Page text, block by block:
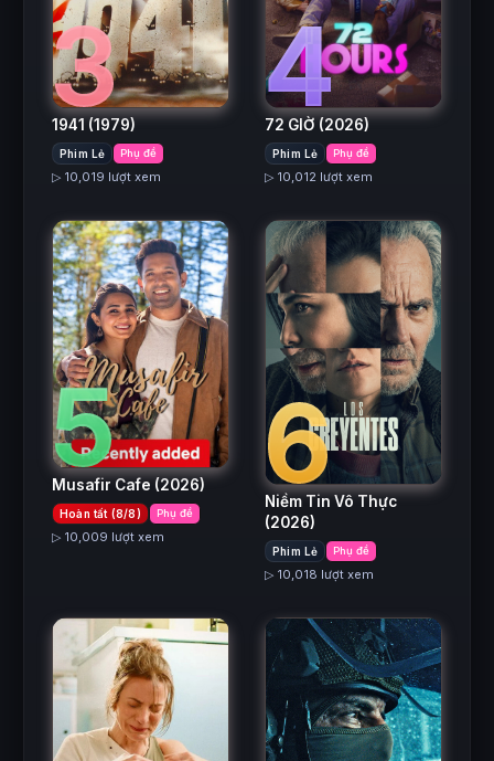
3
1941 (1979)
Phim Lẻ Phụ đề
▷ 10,019 lượt xem
4
72 GIỜ (2026)
Phim Lẻ Phụ đề
▷ 10,012 lượt xem
5
Musafir Cafe (2026)
Hoàn tất (8/8) Phụ đề
▷ 10,009 lượt xem
6
Niềm Tin Vô Thực
(2026)
Phim Lẻ Phụ đề
▷ 10,018 lượt xem